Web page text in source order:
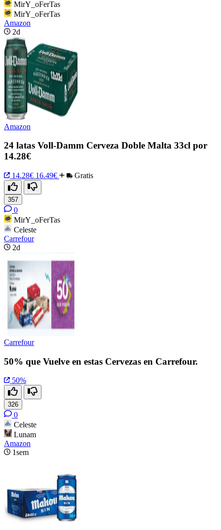
MirY_oFerTas
MirY_oFerTas
Amazon
2d
Amazon
24 latas Voll-Damm Cerveza Doble Malta 33cl por
14.28€
14.28€ 16.49€ Gratis
357
0
MirY_oFerTas
Celeste
Carrefour
2d
Carrefour
50% que Vuelve en estas Cervezas en Carrefour.
50%
326
0
Celeste
Lunam
Amazon
1sem